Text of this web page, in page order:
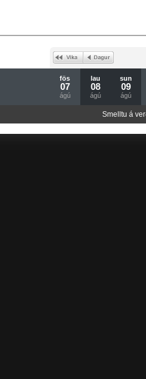
fös
07
ágú
lau
08
ágú
sun
09
ágú
Smelltu á